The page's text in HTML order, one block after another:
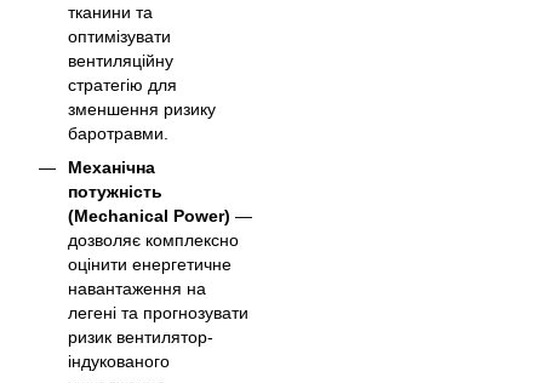
тканини та
оптимізувати
вентиляційну
стратегію для
зменшення ризику
баротравми.
Механічна
потужність
(Mechanical Power) —
дозволяє комплексно
оцінити енергетичне
навантаження на
легені та прогнозувати
ризик вентилятор-
індукованого